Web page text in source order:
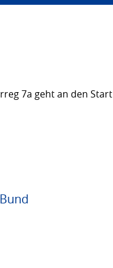
7a geht an den Start